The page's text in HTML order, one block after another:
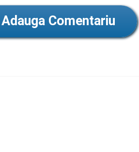
Adauga Comentariu